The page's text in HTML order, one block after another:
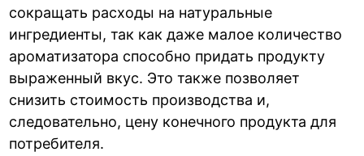
сокращать расходы на натуральные
ингредиенты, так как даже малое количество
ароматизатора способно придать продукту
выраженный вкус. Это также позволяет
снизить стоимость производства и,
следовательно, цену конечного продукта для
потребителя.